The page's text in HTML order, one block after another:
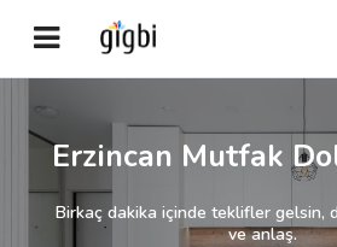
Anasayfa
Giriş Yap
Erzincan Mutfak
Birkaç dakika içinde teklifler gelsin,
ve anlaş.